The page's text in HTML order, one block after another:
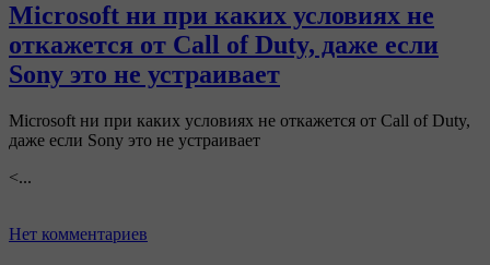
Microsoft ни при каких условиях не
откажется от Call of Duty, даже если
Sony это не устраивает
Microsoft ни при каких условиях не откажется от Call of Duty,
даже если Sony это не устраивает
<...
Нет комментариев